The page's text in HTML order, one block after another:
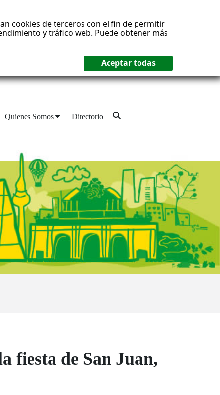
cookies de terceros con el fin de permitir
y tráfico web. Puede obtener más
Quienes Somos Directorio
fiesta de San Juan,